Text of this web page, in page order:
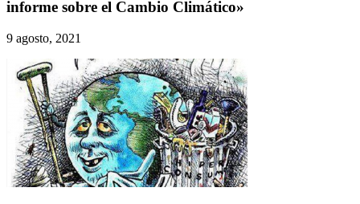
informe sobre el Cambio Climático»
9 agosto, 2021